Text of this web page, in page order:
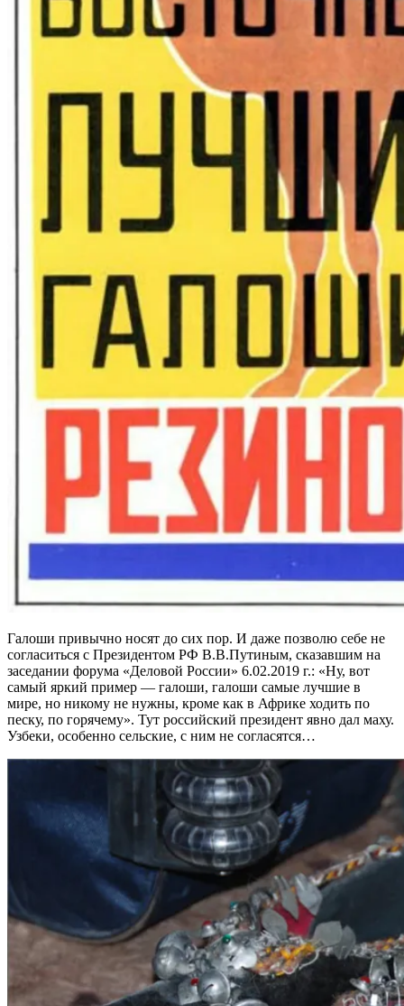
Галоши привычно носят до сих пор. И даже позволю себе не
согласиться с Президентом РФ В.В.Путиным, сказавшим на
заседании форума «Деловой России» 6.02.2019 г.: «Ну, вот
самый яркий пример — галоши, галоши самые лучшие в
мире, но никому не нужны, кроме как в Африке ходить по
песку, по горячему». Тут российский президент явно дал маху.
Узбеки, особенно сельские, с ним не согласятся…